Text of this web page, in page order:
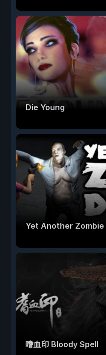
Die Young
Yet Another Zombie
嗜血印 Bloody Spell